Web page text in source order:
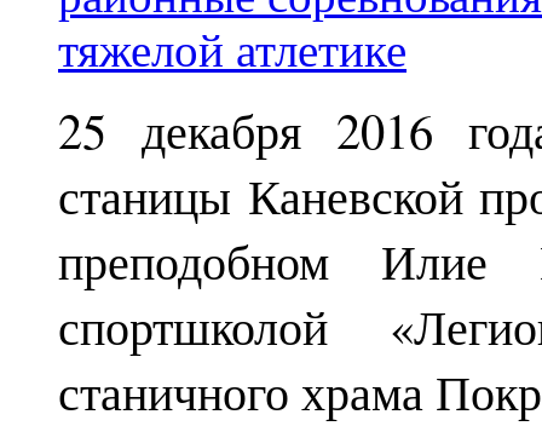
25 декабря 2016
станицы Каневской
преподобном Илие
спортшколой
станичного храма